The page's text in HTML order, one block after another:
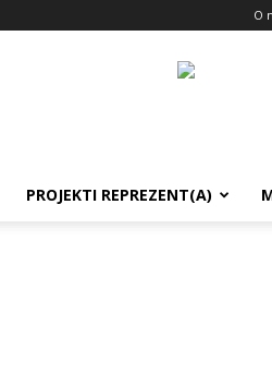
O
PROJEKTI REPREZENT(A)